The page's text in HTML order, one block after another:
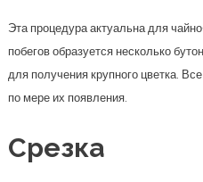
Эта процедура актуальна для
побегов образуется несколько
для получения крупного цветка.
по мере их появления.
Срезка